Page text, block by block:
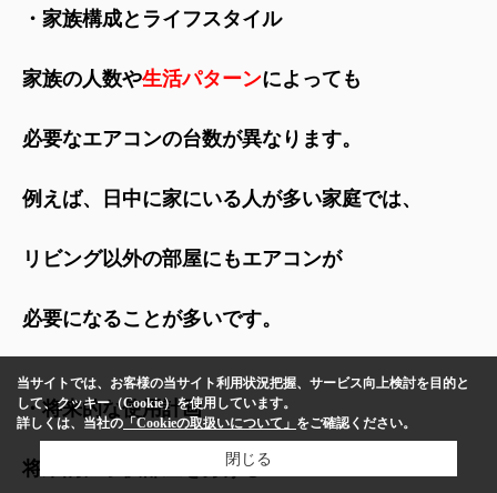
・家族構成とライフスタイル
家族の人数や生活パターンによっても
必要なエアコンの台数が異なります。
例えば、日中に家にいる人が多い家庭では、
リビング以外の部屋にもエアコンが
必要になることが多いです。
・将来的な使用計画
将来的に子供部屋を分ける
当サイトでは、お客様の当サイト利用状況把握、サービス向上検討を目的と
して、クッキー（Cookie）を使用しています。
詳しくは、当社の 「Cookieの取扱いについて」 をご確認ください。
閉じる